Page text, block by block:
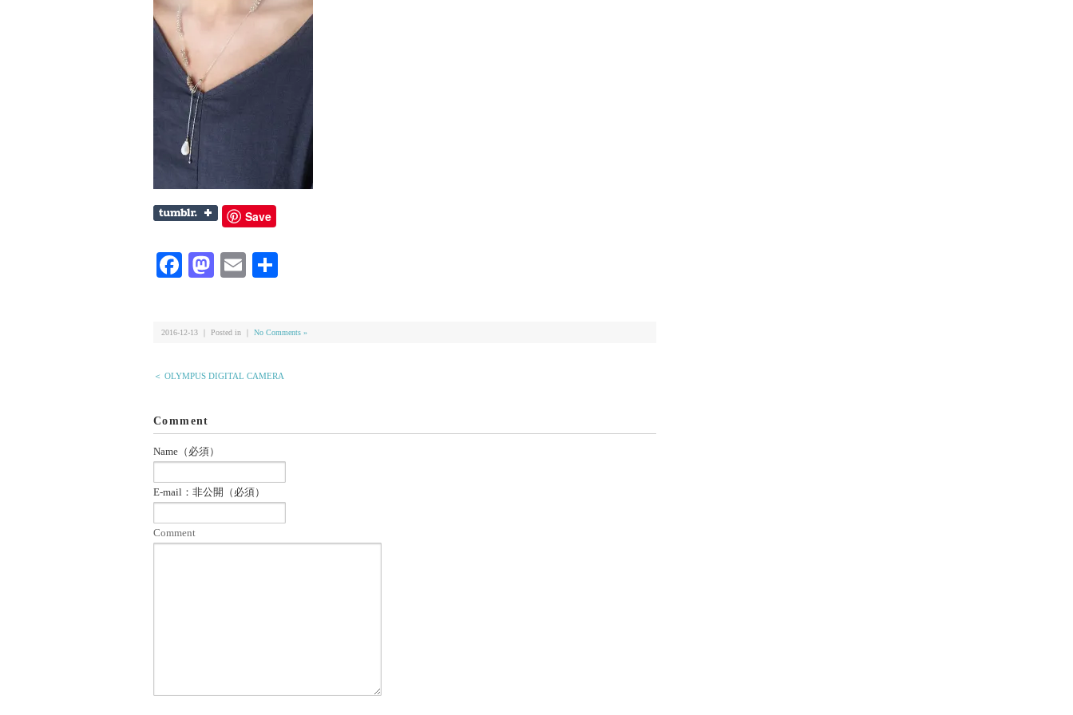
Save
Facebook
Mastodon
Email
2016-12-13 ｜ Posted in ｜ No Comments »
＜ OLYMPUS DIGITAL CAMERA
Comment
Name（必須）
E-mail：非公開（必須）
Comment